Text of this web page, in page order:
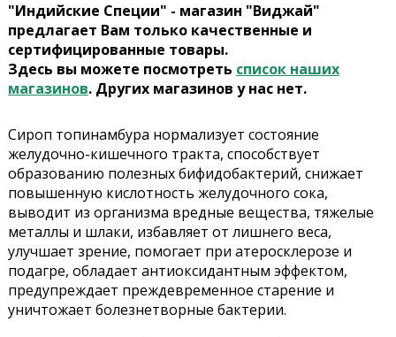
"Индийские Специи" - магазин "Виджай"
предлагает Вам только качественные и
сертифицированные товары.
Здесь вы можете посмотреть список наших
магазинов. Других магазинов у нас нет.
Сироп топинамбура нормализует состояние
желудочно-кишечного тракта, способствует
образованию полезных бифидобактерий, снижает
повышенную кислотность желудочного сока,
выводит из организма вредные вещества, тяжелые
металлы и шлаки, избавляет от лишнего веса,
улучшает зрение, помогает при атеросклерозе и
подагре, обладает антиоксидантным эффектом,
предупреждает преждевременное старение и
уничтожает болезнетворные бактерии.